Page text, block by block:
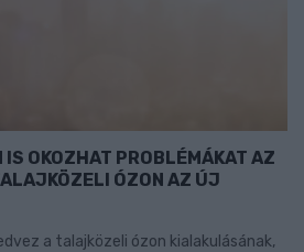
IS OKOZHAT PROBLÉMÁKAT AZ
ÓZON AZ ÚJ
a talajközeli ózon kialakulásának,